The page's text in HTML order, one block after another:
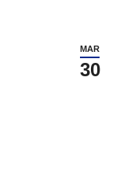
MAR
30